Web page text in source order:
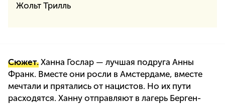
Жольт Трилль
Сюжет. Ханна Гослар — лучшая подруга Анны
Франк. Вместе они росли в Амстердаме, вместе
мечтали и прятались от нацистов. Но их пути
расходятся. Ханну отправляют в лагерь Берген-